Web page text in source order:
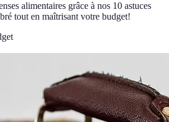
alimentaires grâce à nos 10 astuces
tout en maîtrisant votre budget!